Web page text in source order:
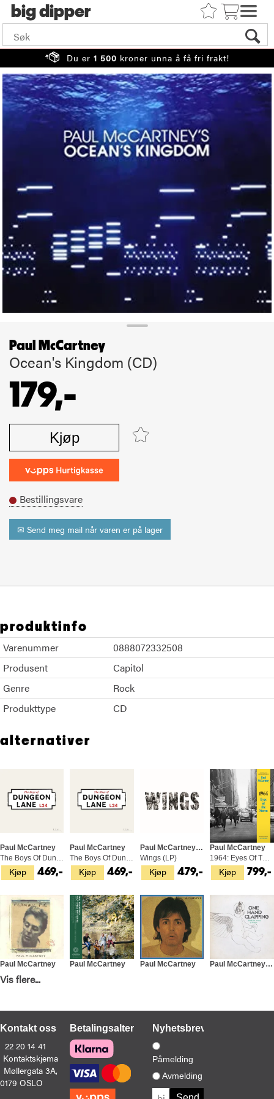
big
Du er 1 500 kroner unna å få fri frakt!
Paul McCartney
Ocean's Kingdom (CD)
179,-
Kjøp
Bestillingsvare
✉ Send meg mail når varen er på lager
produktinfo
Varenummer
0888072332508
Produsent
Capitol
Genre
Rock
Produkttype
CD
alternativer
Kjøp
Paul McCartney
The Boys Of Dungeon Lane (LP)
469,- Kjøp
Paul McCartney
The Boys Of Dungeon Lane - LTD (LP)
469,- Kjøp
Paul McCartney & Wings
Wings (LP)
479,- Kjøp
Paul McCartney
1964: Eyes Of The Storm (BOK)
799,-
Paul McCartney
Paul McCartney
Paul McCartney
Paul McCartney & Wings
Vis flere...
Kontakt oss
22 20 14 41
Kontaktskjema
Møllergata 3A,
0179 OSLO
BetalingsalternativerNyhetsbrev
Påmelding
Avmelding